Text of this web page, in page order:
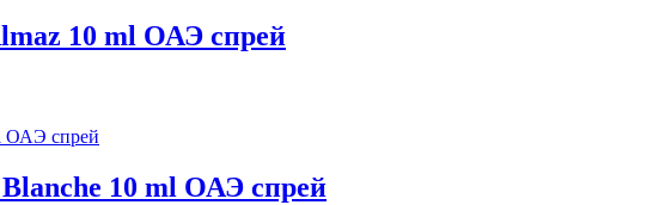
10 ml ОАЭ спрей
10 ml ОАЭ спрей